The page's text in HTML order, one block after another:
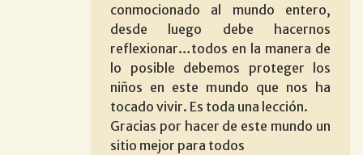
conmocionado al mundo entero,
desde luego debe hacernos
reflexionar…todos en la manera de
lo posible debemos proteger los
niños en este mundo que nos ha
tocado vivir. Es toda una lección.
Gracias por hacer de este mundo un
sitio mejor para todos